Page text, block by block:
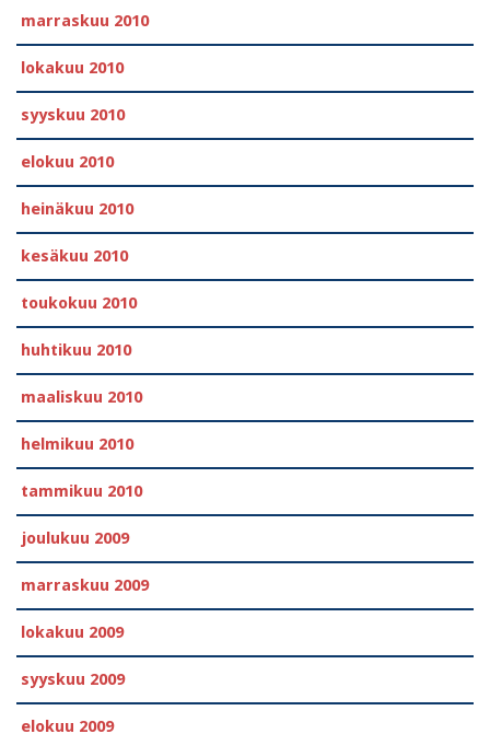
marraskuu 2010
lokakuu 2010
syyskuu 2010
elokuu 2010
heinäkuu 2010
kesäkuu 2010
toukokuu 2010
huhtikuu 2010
maaliskuu 2010
helmikuu 2010
tammikuu 2010
joulukuu 2009
marraskuu 2009
lokakuu 2009
syyskuu 2009
elokuu 2009